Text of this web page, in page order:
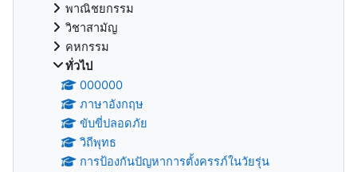
พาณิชยกรรม
วิชาสามัญ
คหกรรม
ทั่วไป
000000
ภาษาอังกฤษ
ขับขี่ปลอดภัย
วิถีพุทธ
การป้องกันปัญหาการตั้งครรภ์ในวัยรุ่น